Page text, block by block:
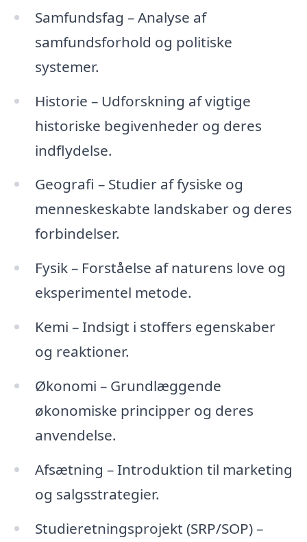
Samfundsfag – Analyse af
samfundsforhold og politiske
systemer.
Historie – Udforskning af vigtige
historiske begivenheder og deres
indflydelse.
Geografi – Studier af fysiske og
menneskeskabte landskaber og deres
forbindelser.
Fysik – Forståelse af naturens love og
eksperimentel metode.
Kemi – Indsigt i stoffers egenskaber
og reaktioner.
Økonomi – Grundlæggende
økonomiske principper og deres
anvendelse.
Afsætning – Introduktion til marketing
og salgsstrategier.
Studieretningsprojekt (SRP/SOP) –